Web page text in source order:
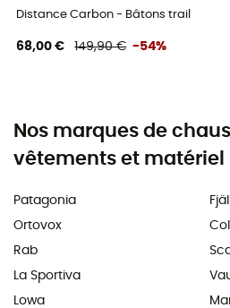
Distance Carbon - Bâtons trail
68,00 € 149,90 € -54%
Nos marques de
vêtements et matériel
Patagonia
Ortovox
Rab
La Sportiva
Lowa